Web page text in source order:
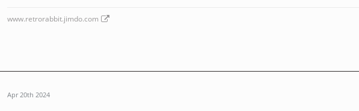
www.retrorabbit.jimdo.com
Apr 20th 2024